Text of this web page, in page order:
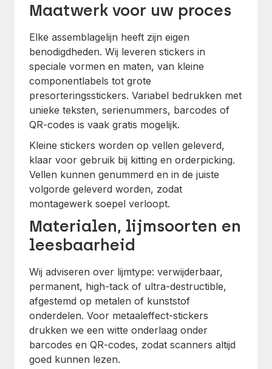
Maatwerk voor uw proces
Elke assemblagelijn heeft zijn eigen
benodigdheden. Wij leveren stickers in
speciale vormen en maten, van kleine
componentlabels tot grote
presorteringsstickers. Variabel bedrukken met
unieke teksten, serienummers, barcodes of
QR-codes is vaak gratis mogelijk.
Kleine stickers worden op vellen geleverd,
klaar voor gebruik bij kitting en orderpicking.
Vellen kunnen genummerd en in de juiste
volgorde geleverd worden, zodat
montagewerk soepel verloopt.
Materialen, lijmsoorten en
leesbaarheid
Wij adviseren over lijmtype: verwijderbaar,
permanent, high-tack of ultra-destructible,
afgestemd op metalen of kunststof
onderdelen. Voor metaaleffect-stickers
drukken we een witte onderlaag onder
barcodes en QR-codes, zodat scanners altijd
goed kunnen lezen.